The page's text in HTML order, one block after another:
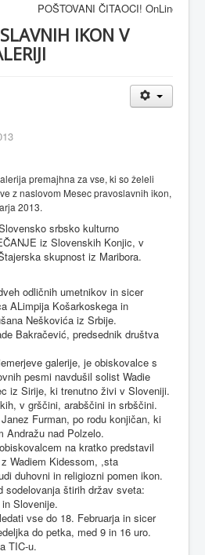
POŠTOVANI ČITAOCI! OnLine
IKON V
premajhna za vse, ki so želeli
z naslovom Mesec pravoslavnih ikon,
2013.
srbsko kulturno
iz Slovenskih Konjic, v
skupnost iz Maribora.
odličnih umetnikov in sicer
ALimpija Košarkoskega in
Neškovića iz Srbije.
Bakračević, predsednik društva
galerije, je obiskovalce s
pesmi navdušil solist Wadie
iz Sirije, ki trenutno živi v Sloveniji.
v grščini, arabščini in srbščini.
Furman, po rodu konjičan, ki
Andražu nad Polzelo.
na kratko predstavil
Wadiem Kidessom, ,sta
duhovni in religiozni pomen ikon.
sodelovanja štirih držav sveta:
Slovenije.
vse do 18. Februarja in sicer
do petka, med 9 in 16 uro.
TIC-u.